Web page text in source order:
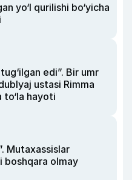
yo‘l qurilishi bo‘yicha
edi”. Bir umr
ustasi Rimma
to‘la hayoti
Mutaxassislar
boshqara olmay